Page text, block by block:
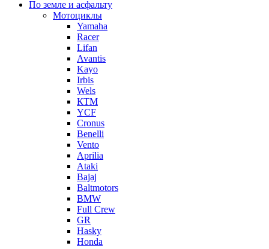
По земле и асфальту
Мотоциклы
Yamaha
Racer
Lifan
Avantis
Kayo
Irbis
Wels
КТМ
YCF
Cronus
Benelli
Vento
Aprilia
Ataki
Bajaj
Baltmotors
BMW
Full Crew
GR
Hasky
Honda